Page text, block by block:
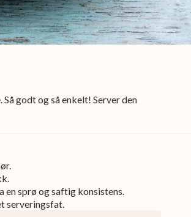
godt og så enkelt! Server den
en sprø og saftig konsistens.
serveringsfat.